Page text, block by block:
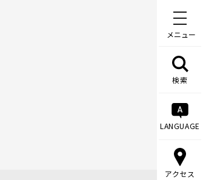
メニュー
検索
LANGUAGE
アクセス